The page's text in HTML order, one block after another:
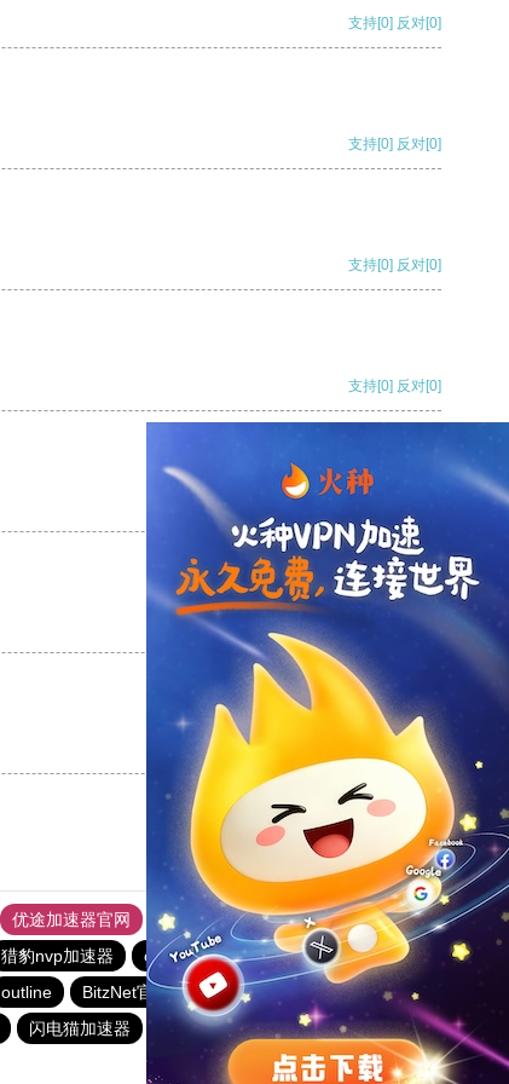
支持[0] 反对[0]
支持[0] 反对[0]
支持[0] 反对[0]
支持[0] 反对[0]
反对
反对[0]
优途加速器官网 风驰加速器 旋风加速器
八戒看书
猎豹nvp加速器 outline outline ios加速器
outline
outline BitzNet官网 安易加速器
快联加速器
闪电猫加速器 hammer加速器
快连加速器app